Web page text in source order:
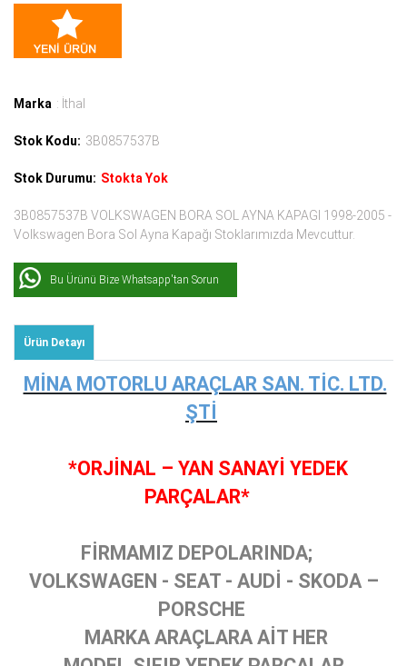
Marka : İthal
Stok Kodu: 3B0857537B
Stok Durumu: Stokta Yok
3B0857537B VOLKSWAGEN BORA SOL AYNA KAPAGI 1998-2005 -
Volkswagen Bora Sol Ayna Kapağı Stoklarımızda Mevcuttur.
Bu Ürünü Bize Whatsapp'tan Sorun
Ürün Detayı
MİNA MOTORLU ARAÇLAR SAN. TİC. LTD.
ŞTİ
*ORJİNAL – YAN SANAYİ YEDEK
PARÇALAR*
FİRMAMIZ DEPOLARINDA;
VOLKSWAGEN - SEAT - AUDİ - SKODA –
PORSCHE
MARKA ARAÇLARA AİT HER